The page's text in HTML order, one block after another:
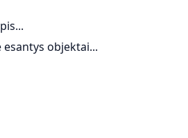
objektai...